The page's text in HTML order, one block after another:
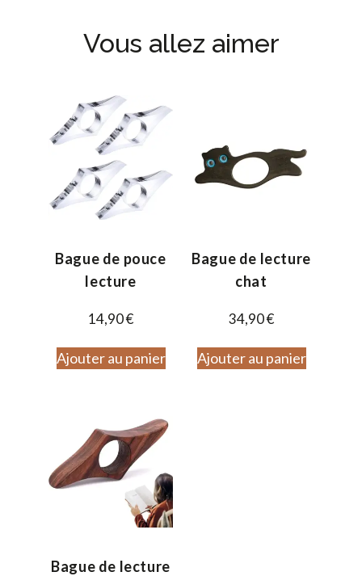
Vous allez aimer
Bague de pouce
lecture
14,90€
Ajouter au panier
Bague de lecture
chat
34,90€
Ajouter au panier
Bague de lecture